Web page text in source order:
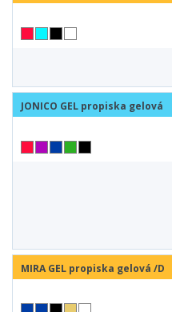
JONICO GEL propiska gelová
MIRA GEL propiska gelová /D